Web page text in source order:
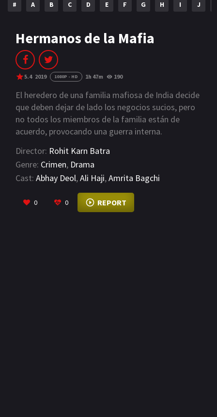
AÑOS
2023
2021 2020
2019 2018
2014 2006
2002 2001
2000
SERIES
PELICULAS
# A B C D E F G H I J
Hermanos de la Mafia
5.4 2019 1080P - HD 1h 47m 190
El heredero de una familia mafiosa de India decide
que deben dejar de lado los negocios sucios, pero
no todos los miembros de la familia están de
acuerdo, provocando una guerra interna.
Director: Rohit Karn Batra
Genre: Crimen, Drama
Cast: Abhay Deol,Ali Haji,Amrita Bagchi
0 0 REPORT